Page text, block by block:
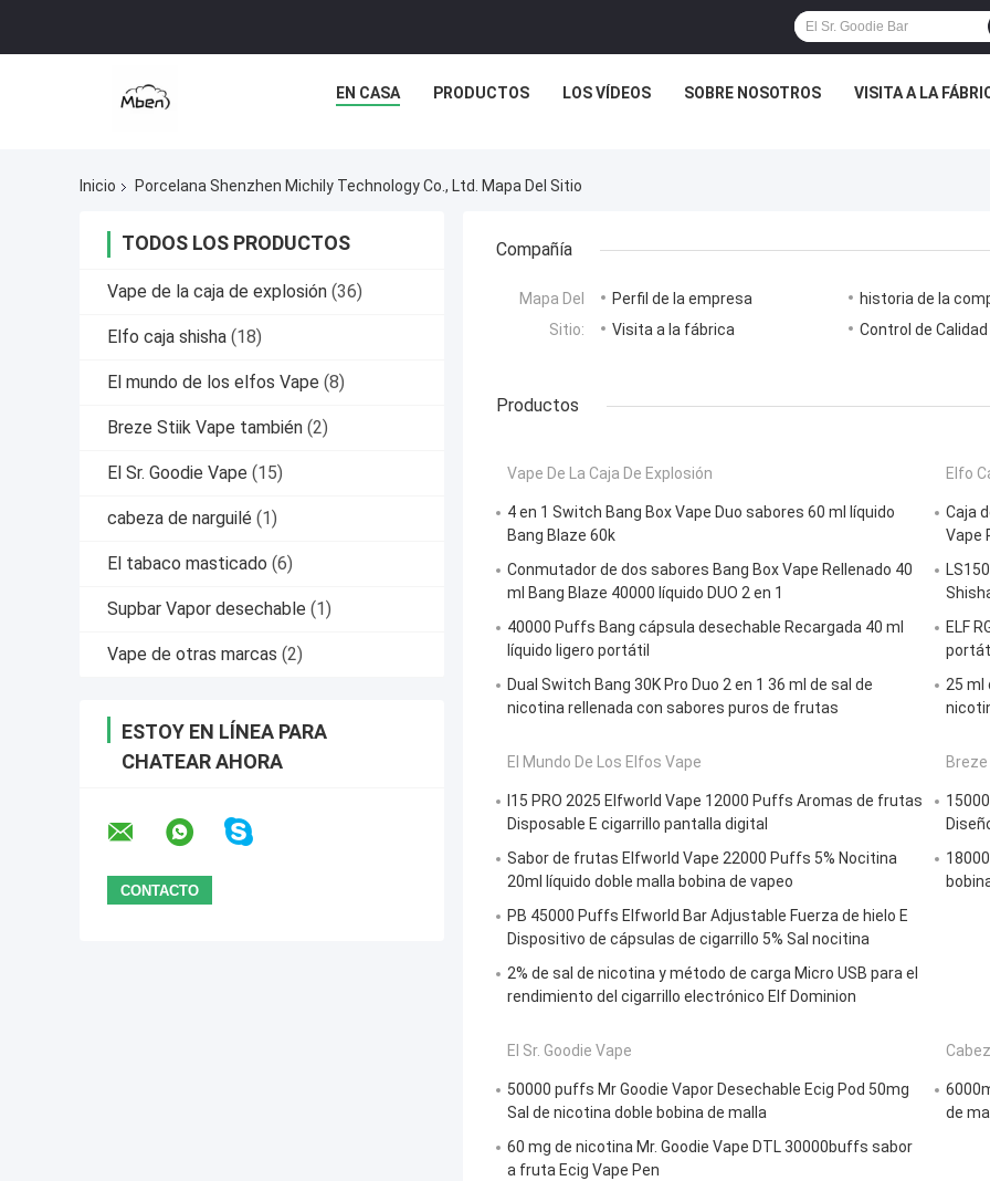
EN CASA PRODUCTOS LOS VÍDEOS SOBRE NOSOTROS VISITA A LA
Inicio Porcelana Shenzhen Michily Technology Co., Ltd. Mapa Del Sitio
TODOS LOS PRODUCTOS
Vape de la caja de explosión (36)
Elfo caja shisha (18)
El mundo de los elfos Vape (8)
Breze Stiik Vape también (2)
El Sr. Goodie Vape (15)
cabeza de narguilé (1)
El tabaco masticado (6)
Supbar Vapor desechable (1)
Vape de otras marcas (2)
ESTOY EN LÍNEA PARA
CHATEAR AHORA
Compañía
Mapa Del
Sitio:
Perfil de la empresa historia de la
Visita a la fábrica
Control de Calidad
Productos
Vape De La Caja De Explosión
4 en 1 Switch Bang Box Vape Duo sabores 60 ml líquido
Bang Blaze 60k
Conmutador de dos sabores Bang Box Vape Rellenado 40
ml Bang Blaze 40000 líquido DUO 2 en 1
40000 Puffs Bang cápsula desechable Recargada 40 ml
líquido ligero portátil
Dual Switch Bang 30K Pro Duo 2 en 1 36 ml de sal de
nicotina rellenada con sabores puros de frutas
Elfo
Caja
Vape
ELF
25 ml
El Mundo De Los Elfos Vape
I15 PRO 2025 Elfworld Vape 12000 Puffs Aromas de frutas
Disposable E cigarrillo pantalla digital
Sabor de frutas Elfworld Vape 22000 Puffs 5% Nocitina
20ml líquido doble malla bobina de vapeo
PB 45000 Puffs Elfworld Bar Adjustable Fuerza de hielo E
Dispositivo de cápsulas de cigarrillo 5% Sal nocitina
2% de sal de nicotina y método de carga Micro USB para el
rendimiento del cigarrillo electrónico Elf Dominion
El Sr. Goodie Vape
50000 puffs Mr Goodie Vapor Desechable Ecig Pod 50mg
Sal de nicotina doble bobina de malla
60 mg de nicotina Mr. Goodie Vape DTL 30000buffs sabor
a fruta Ecig Vape Pen
de